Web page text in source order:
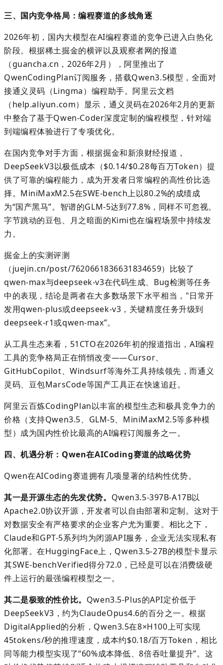
三、国内竞争格局：编程赛道的多线角逐
2026年初，国内大模型在AI编程赛道的竞争已进入白热化
阶段。根据稀土掘金的横评以及观察者网的报道
（guancha.cn ， 2026年2月），阿里推出了
QwenCodingPlan订阅服务，搭载Qwen3.5模型，全面对
接通义灵码（Lingma）编程助手。阿里云文档
（help.aliyun.com）显示，通义灵码在2026年2月的更新
中整合了基于Qwen-Coder深度定制的编程模型，针对端
到端编程体验进行了专项优化。
在国内竞争对手方面，根据掘金和新浪财经报道，
DeepSeekV3以极低成本（$0.14/$0.28每百万Token）提
供了可靠的编程能力，成为开发者日常编程的高性价比选
择。 MiniMaxM2.5在SWE-bench上以80.2%的成绩成
为“国产黑马”。智谱的GLM-5达到77.8% ，同样不可忽视。
字节跳动的豆包、月之暗面的Kimi也在编程场景中持续发
力。
掘金上的实测评测
（juejin.cn/post/7620661836631834659）比较了
qwen-max与deepseek-v3在代码生成、 Bug检测等任务
中的表现，结论是两者在大多数场景下水平相当， "日常开
发用qwen-plus或deepseek-v3 ，关键精度任务升级到
deepseek-r1或qwen-max”。
从工具生态来看， 51CTO在2026年初的报道指出，AI编程
工具的竞争格局正在悄悄改变——Cursor、
GitHubCopilot、Windsurf等海外工具持续领先，而通义
灵码、豆包MarsCode等国产工具正在快速追赶。
阿里云百炼CodingPlan以丰富的模型生态和极具竞争力的
价格（支持Qwen3.5、 GLM-5、 MiniMaxM2.5等多种模
型）成为国内性价比最高的AI编程订阅服务之一。
四、机遇分析： Qwen在AICoding赛道的战略优势
Qwen在AICoding赛道拥有几项显著的结构性优势。
其一是开源生态的先发优势。 Qwen3.5-397B-A17B以
Apache2.0协议开源，开发者可以自由部署和定制。这对于
对数据安全有严格要求的企业客户尤为重要。相比之下，
Claude和GPT-5系列均为闭源API服务，企业无法实现私有
化部署。在HuggingFace上， Qwen3.5-27B的模型卡显示
其SWE-benchVerified得分72.0 ，已经是可以在消费级硬
件上运行的最强编程模型之一。
其二是极致的性价比。 Qwen3.5-Plus的API定价低于
DeepSeekV3 ，约为ClaudeOpus4.6的百分之一。根据
DigitalApplied的分析， Qwen3.5在8×H100上可实现
45tokens/秒的推理速度，成本约$0.18/百万Token ，相比
同等能力模型实现了“60%成本降低、8倍吞吐量提升”。这